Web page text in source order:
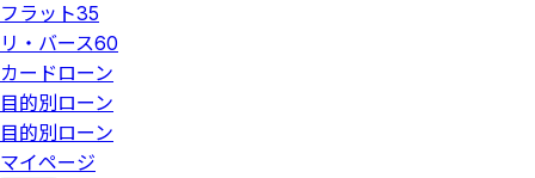
フラット35
リ・バース60
カードローン
目的別ローン
目的別ローン
マイページ